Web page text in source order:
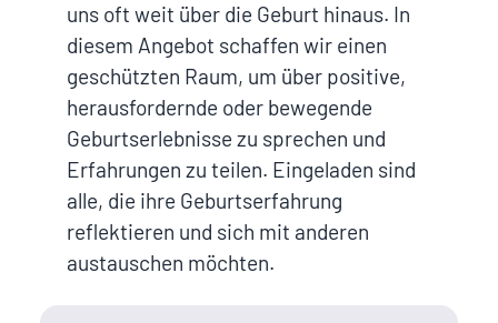
uns oft weit über die Geburt hinaus. In
diesem Angebot schaffen wir einen
geschützten Raum, um über positive,
herausfordernde oder bewegende
Geburtserlebnisse zu sprechen und
Erfahrungen zu teilen. Eingeladen sind
alle, die ihre Geburtserfahrung
reflektieren und sich mit anderen
austauschen möchten.